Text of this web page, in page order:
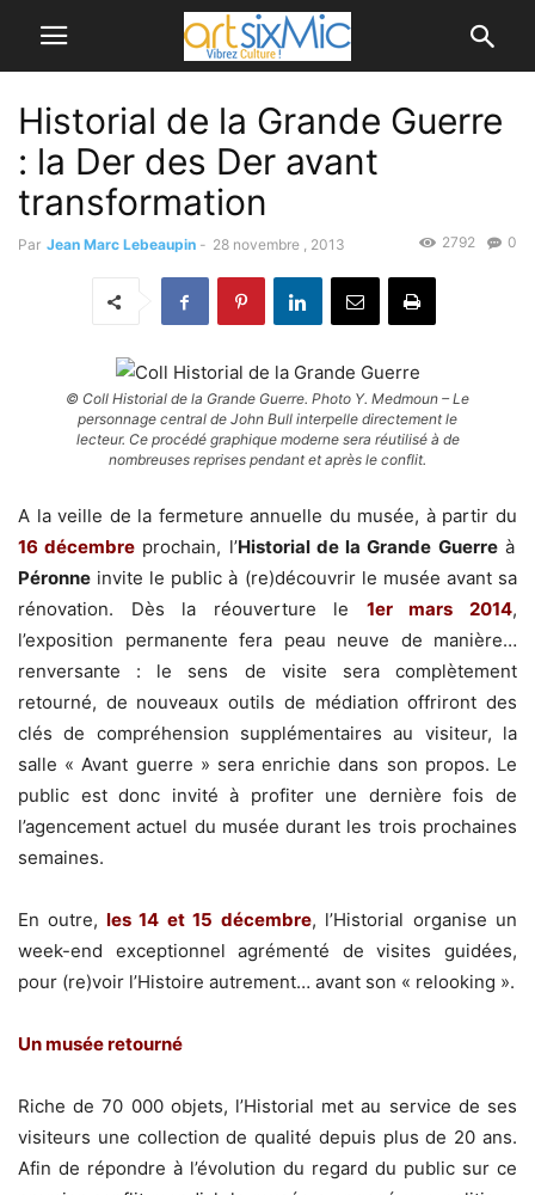
Historial de la Grande Guerre
: la Der des Der avant
transformation
Par Jean Marc Lebeaupin - 28 novembre , 2013 0
2792
© Coll Historial de la Grande Guerre. Photo Y. Medmoun – Le
personnage central de John Bull interpelle directement le
lecteur. Ce procédé graphique moderne sera réutilisé à de
nombreuses reprises pendant et après le conflit.
A la veille de la fermeture annuelle du musée, à partir du
16 décembre prochain, l’Historial de la Grande Guerreà
Péronne invite le public à (re)découvrir le musée avant sa
rénovation. Dès la réouverture le 1er mars 2014,
l’exposition permanente fera peau neuve de manière…
renversante : le sens de visite sera complètement
retourné, de nouveaux outils de médiation offriront des
clés de compréhension supplémentaires au visiteur, la
salle « Avant guerre » sera enrichie dans son propos. Le
public est donc invité à profiter une dernière fois de
l’agencement actuel du musée durant les trois prochaines
semaines.
En outre, les 14 et 15 décembre, l’Historial organise un
week-end exceptionnel agrémenté de visites guidées,
pour (re)voir l’Histoire autrement… avant son « relooking ».
Un musée retourné
Riche de 70 000 objets, l’Historial met au service de ses
visiteurs une collection de qualité depuis plus de 20 ans.
Afin de répondre à l’évolution du regard du public sur ce